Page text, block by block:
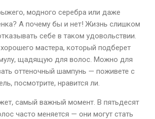
модного серебра или даже
А почему бы и нет! Жизнь слишком
себе в таком удовольствии.
мастера, который подберет
щадящую для волос. Можно для
оттеночный шампунь — поживете с
посмотрите, нравится ли.
самый важный момент. В пятьдесят
часто меняется — они могут стать